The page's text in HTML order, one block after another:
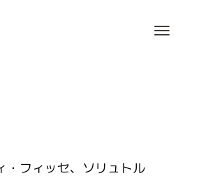
・フィッセ、ソリュトル